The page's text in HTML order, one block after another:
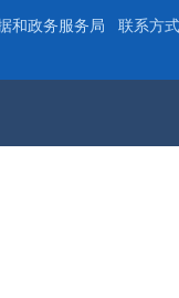
和政务服务局 联系方